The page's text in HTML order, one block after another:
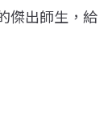
傑出師生，給